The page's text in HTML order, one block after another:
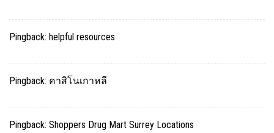
Pingback: helpful resources
Pingback: คาสิโนเกาหลี
Pingback: Shoppers Drug Mart Surrey Locations